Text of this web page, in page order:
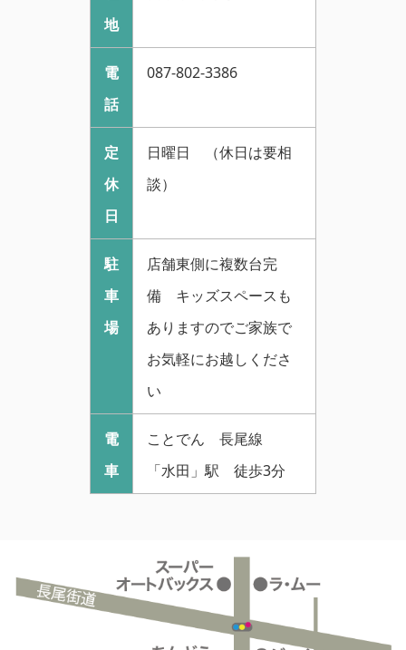
地
電
話
087-802-3386
定
休
日
日曜日 （休日は要相
談）
駐
車
場
店舗東側に複数台完
備 キッズスペースも
ありますのでご家族で
お気軽にお越しくださ
い
電
車
ことでん 長尾線
「水田」駅 徒歩3分